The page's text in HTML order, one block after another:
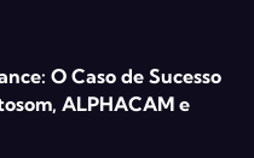
O Caso de Sucesso
ALPHACAM e